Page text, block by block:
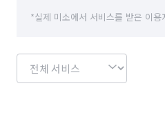
*실제 미소에서 서비스를 받은 이용